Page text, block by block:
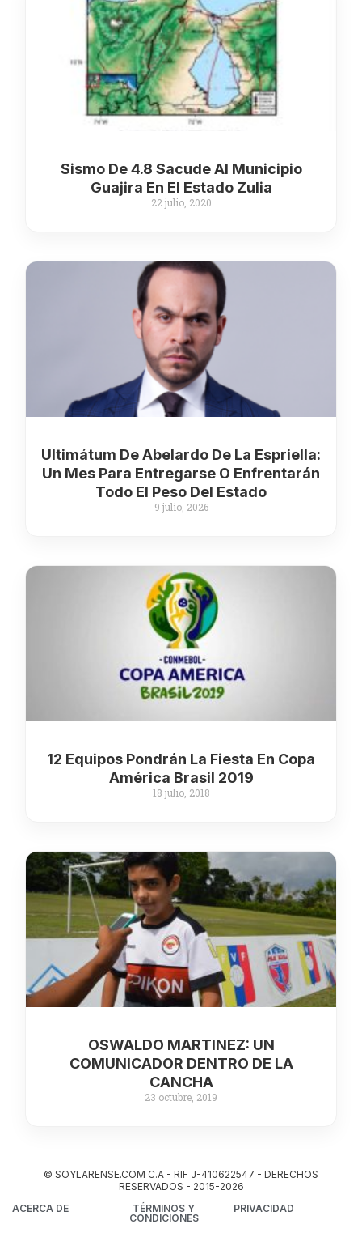
Sismo De 4.8 Sacude Al Municipio
Guajira En El Estado Zulia
22 julio, 2020
Ultimátum De Abelardo De La Espriella:
Un Mes Para Entregarse O Enfrentarán
Todo El Peso Del Estado
9 julio, 2026
12 Equipos Pondrán La Fiesta En Copa
América Brasil 2019
18 julio, 2018
OSWALDO MARTINEZ: UN
COMUNICADOR DENTRO DE LA
CANCHA
23 octubre, 2019
© SOYLARENSE.COM C.A - RIF J-410622547 - DERECHOS
RESERVADOS - 2015-2026
ACERCA DE
TÉRMINOS Y
CONDICIONES
PRIVACIDAD